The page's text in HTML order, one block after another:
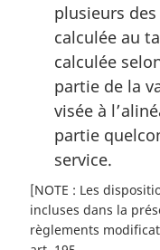
plusieurs
calculée au
calculée
partie de la
visée à
partie
service.
[NOTE : Les
incluses dans la
règlements